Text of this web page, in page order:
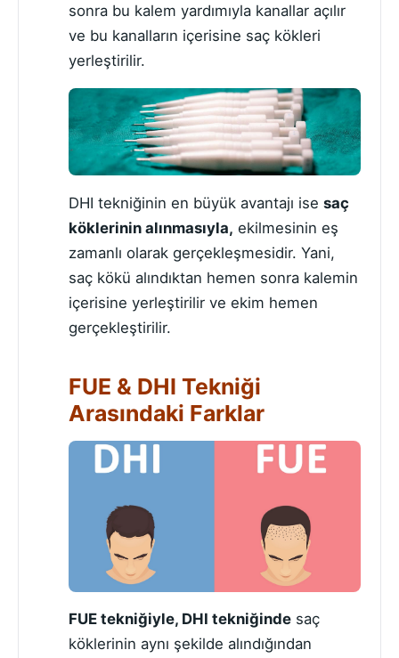
sonra bu kalem yardımıyla kanallar açılır
ve bu kanalların içerisine saç kökleri
yerleştirilir.
DHI tekniğinin en büyük avantajı ise saç
köklerinin alınmasıyla, ekilmesinin eş
zamanlı olarak gerçekleşmesidir. Yani,
saç kökü alındıktan hemen sonra kalemin
içerisine yerleştirilir ve ekim hemen
gerçekleştirilir.
FUE & DHI Tekniği
Arasındaki Farklar
FUE tekniğiyle, DHI tekniğinde saç
köklerinin aynı şekilde alındığından